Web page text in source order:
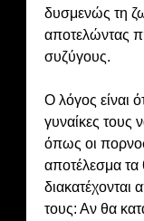
δυσμενώς τη
αποτελώντας
συζύγους.
Ο λόγος είναι
γυναίκες τους
όπως οι
αποτέλεσμα τα
διακατέχονται
τους: Αν θα